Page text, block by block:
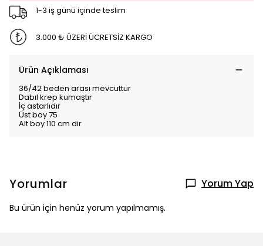
1-3 iş günü içinde teslim
3.000 ₺ ÜZERİ ÜCRETSİZ KARGO
Ürün Açıklaması
36/42 beden arası mevcuttur
Dabıl krep kumaştır
İç astarlıdır
Üst boy 75
Alt boy 110 cm dir
Yorumlar Yorum Yap
Bu ürün için henüz yorum yapılmamış.